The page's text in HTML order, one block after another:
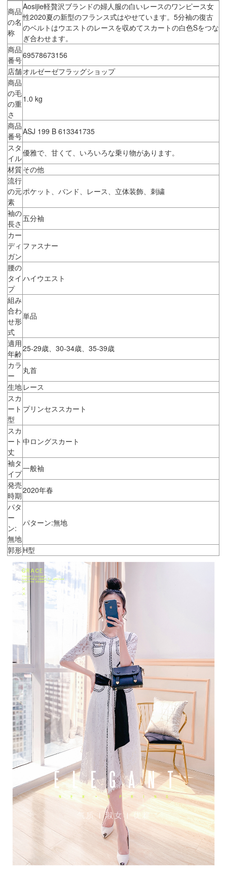
商品
の名
称
Aosijie軽贅沢ブランドの婦人服の白いレースのワンピース女
性2020夏の新型のフランス式はやせています。5分袖の復古
のベルトはウエストのレースを収めてスカートの白色Sをつな
ぎ合わせます。
商品
番号69578673156
店舗オルゼーゼフラッグショップ
商品
の毛
の重
さ
1.0 kg
商品
番号ASJ 199 B 613341735
スタ
イル
優雅で、甘くて、いろいろな乗り物があります。
材質その他
流行
の元
素
ポケット、バンド、レース、立体装飾、刺繍
袖の
長さ
五分袖
カー
ディ
ガン
ファスナー
腰の
タイ
プ
ハイウエスト
組み
合わ
せ形
式
単品
適用
年齢
25-29歳、30-34歳、35-39歳
カラ
ー
丸首
生地 レース
スカ
ート
型
プリンセススカート
スカ
ート
丈
中ロングスカート
袖タ
イプ
一般袖
発売
時期
2020年春
パタ
ー
ン:
無地
パターン:無地
郭形H型